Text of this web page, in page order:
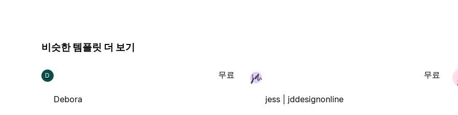
비슷한 템플릿 더 보기
D
Debora
무료
jess | jddesignonline
무료